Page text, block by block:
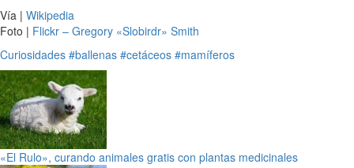
Vía | Wikipedia
Foto | Flickr – Gregory «Slobirdr» Smith
Curiosidades #ballenas #cetáceos #mamíferos
«El Rulo», curando animales gratis con plantas medicinales